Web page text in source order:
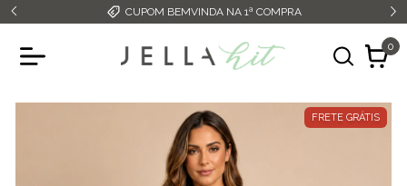
FRETE GRÁTIS ACIMA DE R$349,99
0
FRETE GRÁTIS